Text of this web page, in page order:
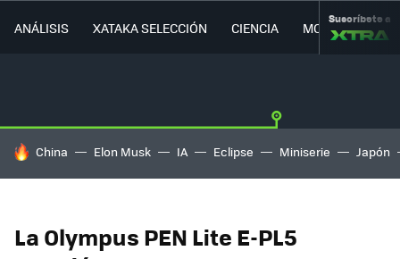
ANÁLISIS XATAKA SELECCIÓN CIENCIA MOVILIDAD
Suscríbete a
HOY SE HABLA DE
China Elon Musk IA Eclipse Miniserie Japón
La Olympus PEN Lite E-PL5